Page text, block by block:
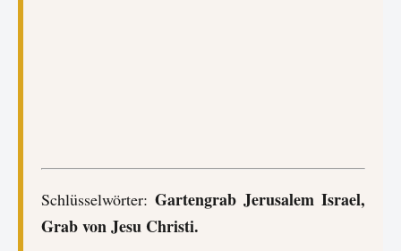
Schlüsselwörter: Gartengrab Jerusalem Israel,
Grab von Jesu Christi.